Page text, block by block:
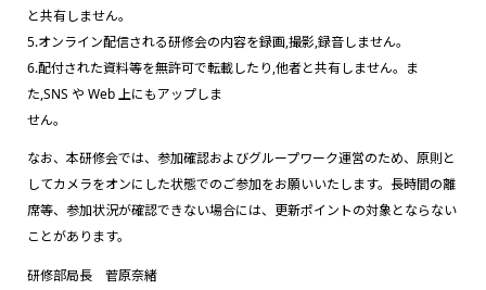
と共有しません。
5.オンライン配信される研修会の内容を録画,撮影,録音しません。
6.配付された資料等を無許可で転載したり,他者と共有しません。ま
た,SNS や Web 上にもアップしま
せん。
なお、本研修会では、参加確認およびグループワーク運営のため、原則と
してカメラをオンにした状態でのご参加をお願いいたします。長時間の離
席等、参加状況が確認できない場合には、更新ポイントの対象とならない
ことがあります。
研修部局長 菅原奈緒